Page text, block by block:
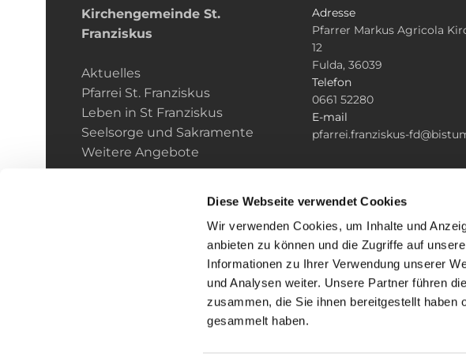
Diese Webseite verwendet Cookies
Wir verwenden Cookies, um Inhalte und
anbieten zu können und die Zugriffe auf
Informationen zu Ihrer Verwendung unserer
und Analysen weiter. Unsere Partner führen
zusammen, die Sie ihnen bereitgestellt
gesammelt haben.
Kirchengemeinde­­ St.
Franziskus
Aktuelles
Pfarrei St. Franziskus
Leben in St Franziskus
Seelsorge und Sakramente
Weitere Angebote
Adresse
Pfarrer Markus Agricola
12
Fulda, 36039
Telefon
0661 52280
E-mail
pfarrei.franziskus-
Impressum